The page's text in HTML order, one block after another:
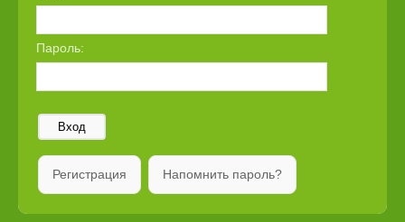
Пароль:
Вход
Регистрация Напомнить пароль?